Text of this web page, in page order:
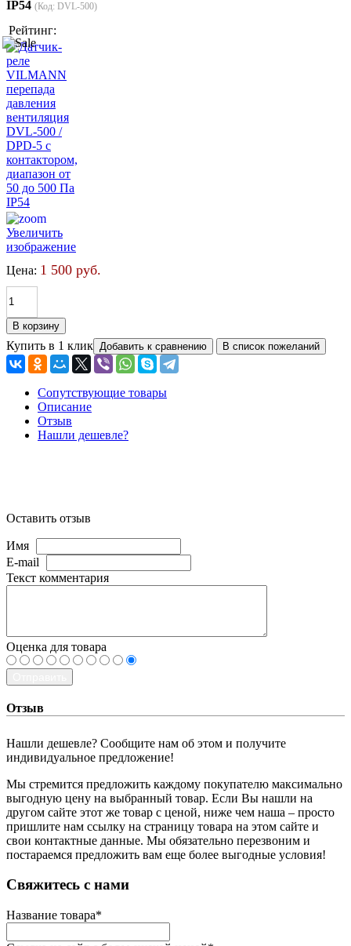
IP54 (Код: DVL-500)
Рейтинг:
Увеличить
изображение
Цена: 1 500 руб.
Купить в 1 клик
Сопутствующие товары
Описание
Отзыв
Нашли дешевле?
Оставить отзыв
Имя
E-mail
Текст комментария
Оценка для товара
Отзыв
Нашли дешевле? Сообщите нам об этом и получите
индивидуальное предложение!
Мы стремится предложить каждому покупателю максимально
выгодную цену на выбранный товар. Если Вы нашли на
другом сайте этот же товар с ценой, ниже чем наша – просто
пришлите нам ссылку на страницу товара на этом сайте и
свои контактные данные. Мы обязательно перезвоним и
постараемся предложить вам еще более выгодные условия!
­Свяжитесь с нами
Название товара*